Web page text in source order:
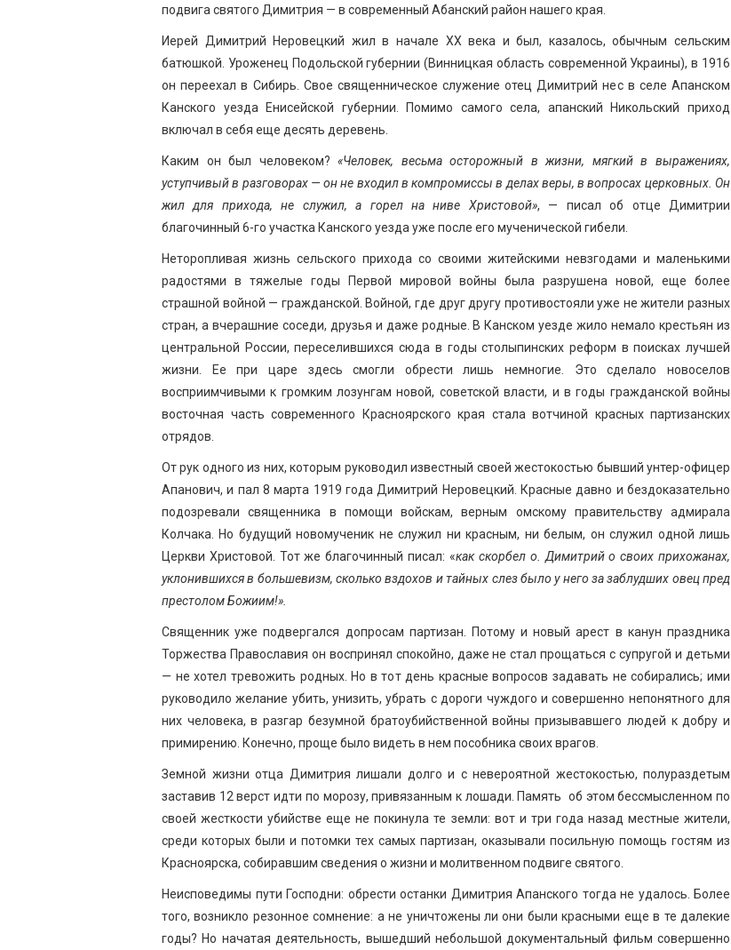
подвига святого Димитрия — в современный Абанский район нашего края.
Иерей Димитрий Неровецкий жил в начале ХХ века и был, казалось, обычным сельским
батюшкой. Уроженец Подольской губернии (Винницкая область современной Украины), в 1916
он переехал в Сибирь. Свое священническое служение отец Димитрий нес в селе Апанском
Канского уезда Енисейской губернии. Помимо самого села, апанский Никольский приход
включал в себя еще десять деревень.
Каким он был человеком?«Человек, весьма осторожный в жизни, мягкий в выражениях,
уступчивый в разговорах — он не входил в компромиссы в делах веры, в вопросах церковных. Он
жил для прихода, не служил, а горел на ниве Христовой», — писал об отце Димитрии
благочинный 6-го участка Канского уезда уже после его мученической гибели.
Неторопливая жизнь сельского прихода со своими житейскими невзгодами и маленькими
радостями в тяжелые годы Первой мировой войны была разрушена новой, еще более
страшной войной — гражданской. Войной, где друг другу противостояли уже не жители разных
стран, а вчерашние соседи, друзья и даже родные. В Канском уезде жило немало крестьян из
центральной России, переселившихся сюда в годы столыпинских реформ в поисках лучшей
жизни. Ее при царе здесь смогли обрести лишь немногие. Это сделало новоселов
восприимчивыми к громким лозунгам новой, советской власти, и в годы гражданской войны
восточная часть современного Красноярского края стала вотчиной красных партизанских
отрядов.
От рук одного из них, которым руководил известный своей жестокостью бывший унтер-офицер
Апанович, и пал 8 марта 1919 года Димитрий Неровецкий. Красные давно и бездоказательно
подозревали священника в помощи войскам, верным омскому правительству адмирала
Колчака. Но будущий новомученик не служил ни красным, ни белым, он служил одной лишь
Церкви Христовой. Тот же благочинный писал: «как скорбел о. Димитрий о своих прихожанах,
уклонившихся в большевизм, сколько вздохов и тайных слез было у него за заблудших овец пред
престолом Божиим!».
Священник уже подвергался допросам партизан. Потому и новый арест в канун праздника
Торжества Православия он воспринял спокойно, даже не стал прощаться с супругой и детьми
— не хотел тревожить родных. Но в тот день красные вопросов задавать не собирались; ими
руководило желание убить, унизить, убрать с дороги чуждого и совершенно непонятного для
них человека, в разгар безумной братоубийственной войны призывавшего людей к добру и
примирению. Конечно, проще было видеть в нем пособника своих врагов.
Земной жизни отца Димитрия лишали долго и с невероятной жестокостью, полураздетым
заставив 12 верст идти по морозу, привязанным к лошади. Память об этом бессмысленном по
своей жесткости убийстве еще не покинула те земли: вот и три года назад местные жители,
среди которых были и потомки тех самых партизан, оказывали посильную помощь гостям из
Красноярска, собиравшим сведения о жизни и молитвенном подвиге святого.
Неисповедимы пути Господни: обрести останки Димитрия Апанского тогда не удалось. Более
того, возникло резонное сомнение: а не уничтожены ли они были красными еще в те далекие
годы? Но начатая деятельность, вышедший небольшой документальный фильм совершенно